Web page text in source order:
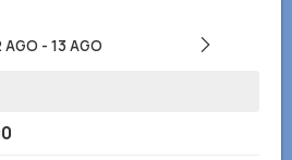
AGO - 13 AGO